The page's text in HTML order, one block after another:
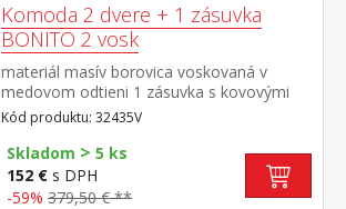
Komoda 2 dvere + 1 zásuvka
BONITO 2 vosk
materiál masív borovica voskovaná v
medovom odtieni 1 zásuvka s kovovými
pojazdmi, 2 dvierka, 1 polica
Kód produktu: 32435V
Skladom > 5 ks
152 € s DPH
-59% 379,50 € **